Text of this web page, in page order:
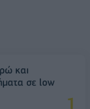
και
σε low